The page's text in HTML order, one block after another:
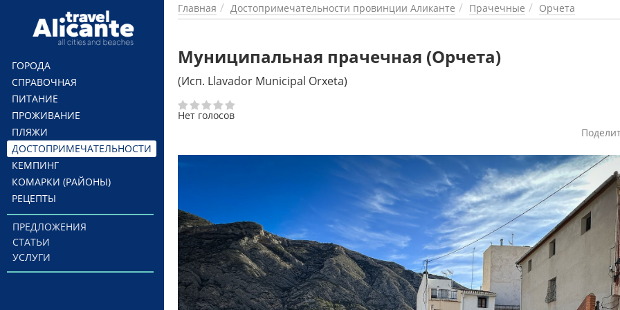
Перейти к основному содержанию
ГОРОДА
СПРАВОЧНАЯ
ПИТАНИЕ
ПРОЖИВАНИЕ
ПЛЯЖИ
ДОСТОПРИМЕЧАТЕЛЬНОСТИ
КЕМПИНГ
КОМАРКИ (РАЙОНЫ)
РЕЦЕПТЫ
ПРЕДЛОЖЕНИЯ
СТАТЬИ
УСЛУГИ
Главная Достопримечательности провинции Аликанте Прачечные Орчета
Муниципальная прачечная (Орчета)
(Исп. Llavador Municipal Orxeta)
Нет голосов